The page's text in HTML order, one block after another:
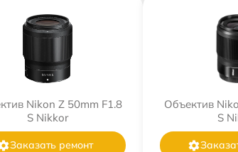
Nikon Z 50mm F1.8
S Nikkor
Заказать ремонт
Объектив
S